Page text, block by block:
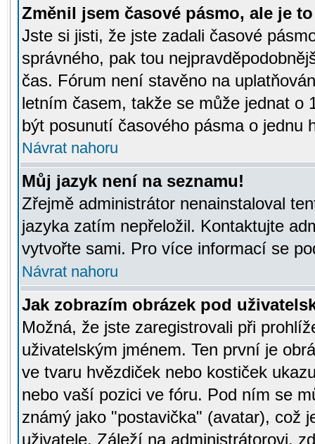
Změnil jsem časové pásmo, ale je
Jste si jisti, že jste zadali časové
správného, pak tou
čas. Fórum není stavěno na
letním časem, takže se může jednat o
být posunutí časového pásma o jednu
Návrat nahoru
Můj jazyk není na seznamu!
Zřejmě administrátor nenainstaloval
jazyka zatím nepřeložil. Kontaktujte
vytvořte sami. Pro více informací se
Návrat nahoru
Jak zobrazím obrázek pod
Možná, že jste zaregistrovali při
uživatelským jménem. Ten první je
ve tvaru hvězdiček nebo kostiček
nebo vaší pozici ve fóru. Pod ním se
známý jako "postavička" (avatar), což
uživatele. Záleží na administrátorovi,